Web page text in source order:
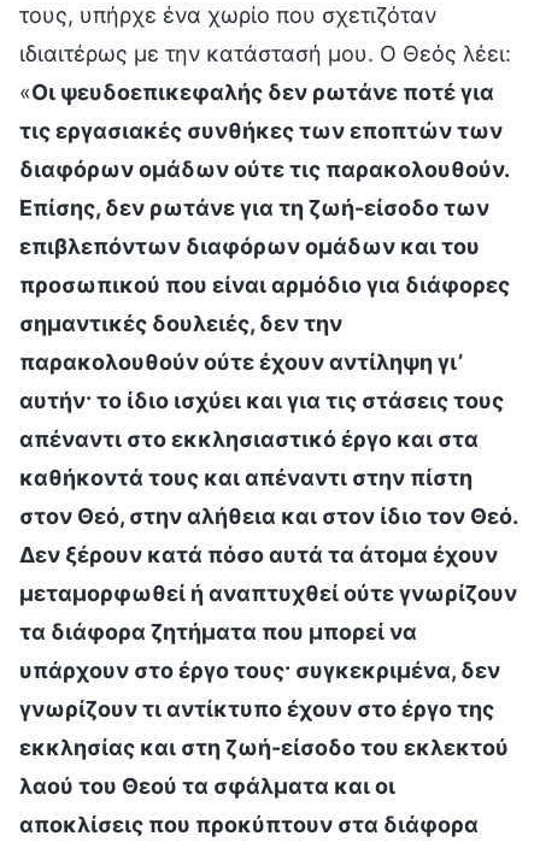
τους, υπήρχε ένα χωρίο που σχετιζόταν
ιδιαιτέρως με την κατάστασή μου. Ο Θεός λέει:
«Οι ψευδοεπικεφαλής δεν ρωτάνε ποτέ για
τις εργασιακές συνθήκες των εποπτών των
διαφόρων ομάδων ούτε τις παρακολουθούν.
Επίσης, δεν ρωτάνε για τη ζωή-είσοδο των
επιβλεπόντων διαφόρων ομάδων και του
προσωπικού που είναι αρμόδιο για διάφορες
σημαντικές δουλειές, δεν την
παρακολουθούν ούτε έχουν αντίληψη γι’
αυτήν· το ίδιο ισχύει και για τις στάσεις τους
απέναντι στο εκκλησιαστικό έργο και στα
καθήκοντά τους και απέναντι στην πίστη
στον Θεό, στην αλήθεια και στον ίδιο τον Θεό.
Δεν ξέρουν κατά πόσο αυτά τα άτομα έχουν
μεταμορφωθεί ή αναπτυχθεί ούτε γνωρίζουν
τα διάφορα ζητήματα που μπορεί να
υπάρχουν στο έργο τους· συγκεκριμένα, δεν
γνωρίζουν τι αντίκτυπο έχουν στο έργο της
εκκλησίας και στη ζωή-είσοδο του εκλεκτού
λαού του Θεού τα σφάλματα και οι
αποκλίσεις που προκύπτουν στα διάφορα